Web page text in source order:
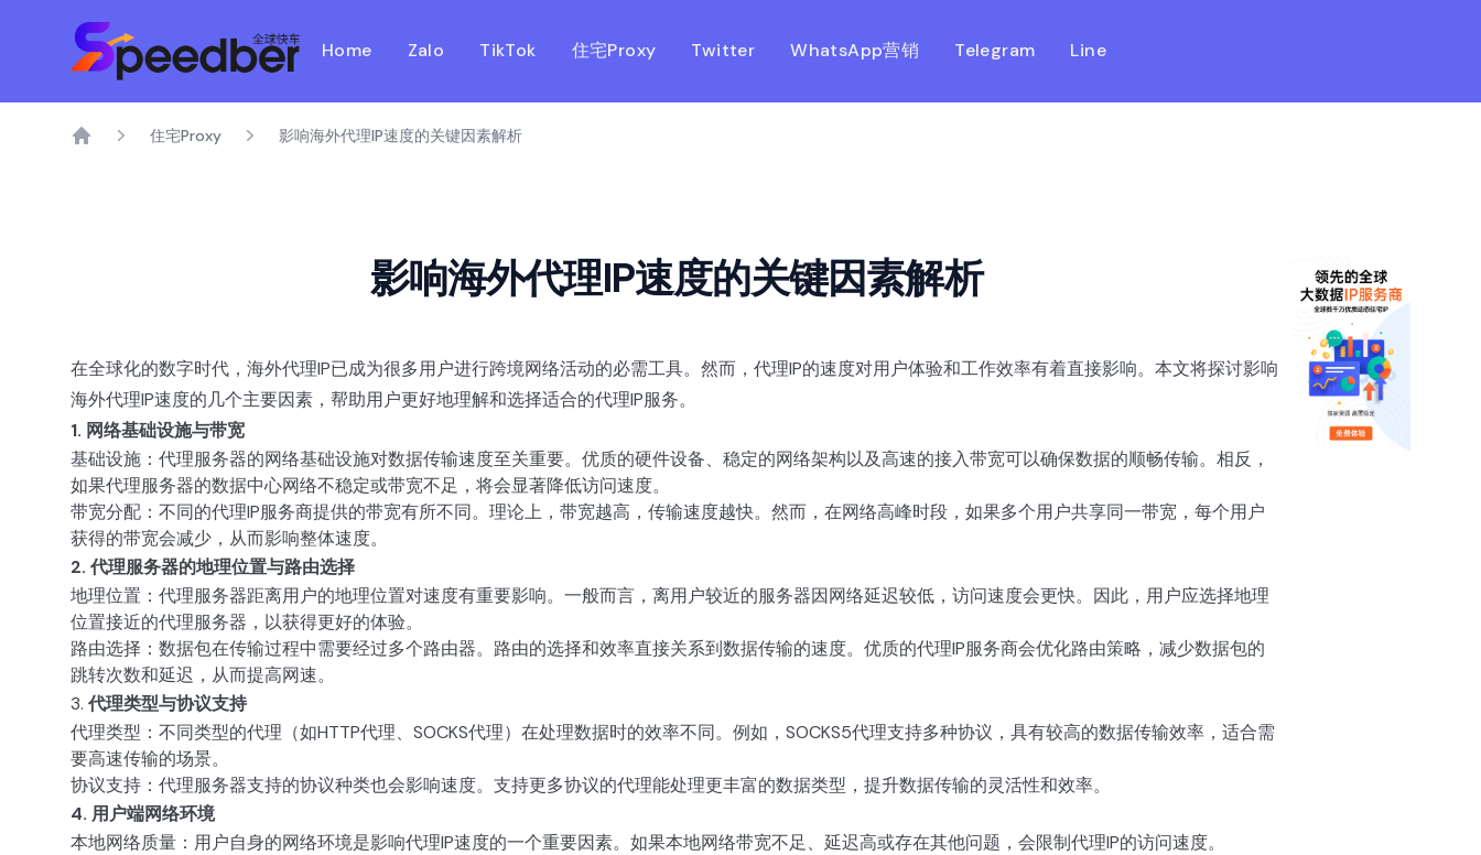
Home Zalo TikTok 住宅Proxy Twitter WhatsApp营销 Telegram Line
住宅Proxy 影响海外代理IP速度的关键因素解析
影响海外代理IP速度的关键因素解析
在全球化的数字时代，海外代理IP已成为很多用户进行跨境网络活动的必需工具。然而，代理IP的速度对用户体验和工作效率有着直接影响。本文将探讨影响
海外代理IP速度的几个主要因素，帮助用户更好地理解和选择适合的代理IP服务。
1. 网络基础设施与带宽
基础设施：代理服务器的网络基础设施对数据传输速度至关重要。优质的硬件设备、稳定的网络架构以及高速的接入带宽可以确保数据的顺畅传输。相反，
如果代理服务器的数据中心网络不稳定或带宽不足，将会显著降低访问速度。
带宽分配：不同的代理IP服务商提供的带宽有所不同。理论上，带宽越高，传输速度越快。然而，在网络高峰时段，如果多个用户共享同一带宽，每个用户
获得的带宽会减少，从而影响整体速度。
2. 代理服务器的地理位置与路由选择
地理位置：代理服务器距离用户的地理位置对速度有重要影响。一般而言，离用户较近的服务器因网络延迟较低，访问速度会更快。因此，用户应选择地理
位置接近的代理服务器，以获得更好的体验。
路由选择：数据包在传输过程中需要经过多个路由器。路由的选择和效率直接关系到数据传输的速度。优质的代理IP服务商会优化路由策略，减少数据包的
跳转次数和延迟，从而提高网速。
3. 代理类型与协议支持
代理类型：不同类型的代理（如HTTP代理、SOCKS代理）在处理数据时的效率不同。例如，SOCKS5代理支持多种协议，具有较高的数据传输效率，适合需
要高速传输的场景。
协议支持：代理服务器支持的协议种类也会影响速度。支持更多协议的代理能处理更丰富的数据类型，提升数据传输的灵活性和效率。
4. 用户端网络环境
本地网络质量：用户自身的网络环境是影响代理IP速度的一个重要因素。如果本地网络带宽不足、延迟高或存在其他问题，会限制代理IP的访问速度。